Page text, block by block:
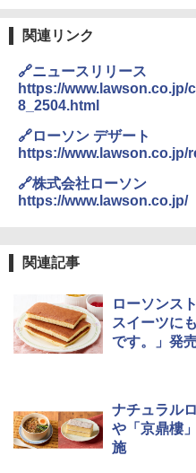
関連リンク
🔗ニュースリリース
https://www.lawson.co.jp/
8_2504.html
🔗ローソン デザート
https://
🔗株式会社ローソン
https://www.lawson.co.jp/
関連記事
ローソンス
スイーツに
です。」発
ナチュラル
や「京鼎樓
施